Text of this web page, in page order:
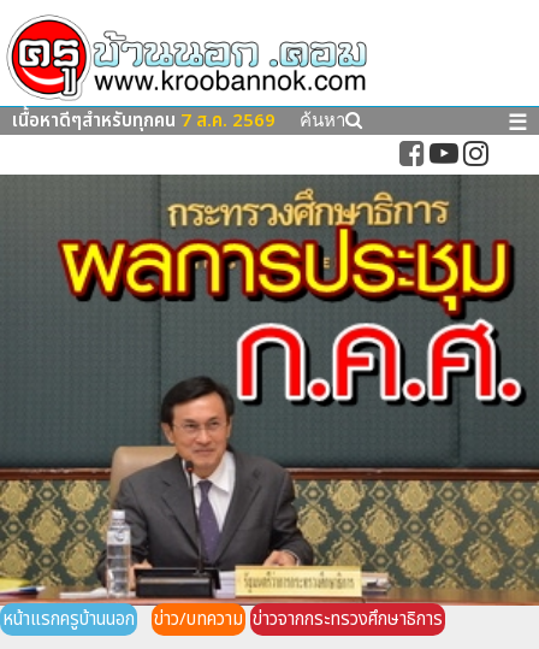
เนื้อหาดีๆสำหรับทุกคน 7 ส.ค. 2569 ค้นหา ☰
หน้าแรกครูบ้านนอก ข่าว/บทความ ข่าวจากกระทรวงศึกษาธิการ